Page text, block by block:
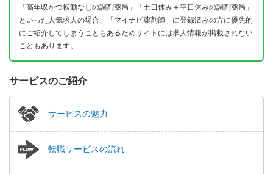
「高年収かつ転勤なしの調剤薬局」「土日休み＋平日休みの調剤薬局」
といった人気求人の場合、「マイナビ薬剤師」に登録済みの方に優先的
にご紹介してしまうこともあるためサイトには求人情報が掲載されない
こともあります。
サービスのご紹介
サービスの魅力
転職サービスの流れ